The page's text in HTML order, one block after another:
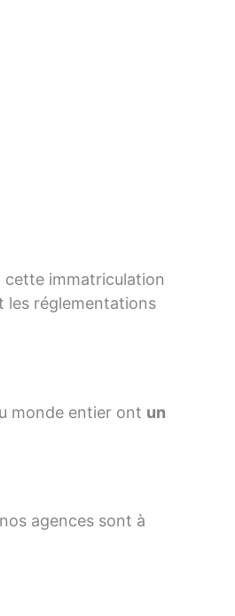
cette immatriculation
les réglementations
monde entier ont un
agences sont à